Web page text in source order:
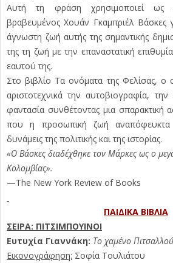
Αυτή τη φράση χρησιμοποιεί ως
βραβευμένος Χουάν Γκαμπριέλ Βάσκες
άγνωστη ζωή αυτής της σημαντικής
της τη ζωή με την επαναστατική
εαυτού της.
Στο βιβλίο Τα ονόματα της Φελίσας, ο
αριστοτεχνικά την αυτοβιογραφία, την
φαντασία συνθέτοντας μια σπαρακτική
που η προσωπική ζωή αναπόφευκτα
δυνάμεις της πολιτικής και της ιστορίας.
«Ο Βάσκες διαδέχθηκε τον Μάρκες ως ο
Κολομβίας».
—The New York Review of Books
ΠΑΙΔΙΚΑ ΒΙΒΛΙΑ
ΣΕΙΡΑ: ΠΙΤΣΙΜΠΟΥΙΝΟΙ
Ευτυχία Γιαννάκη: Το χαμένο Πιτσαλλού
Εικονογράφηση: Σοφία Τουλιάτου